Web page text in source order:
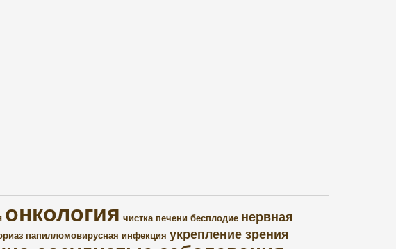
онкология чистка печени бесплодие нервная
папилломовирусная инфекция укрепление зрения